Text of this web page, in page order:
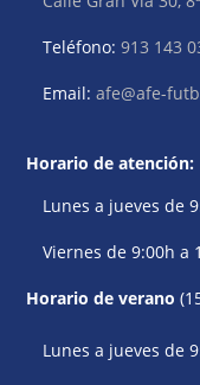
Teléfono:913 143
Email:afe@afe-
Horario de atención:
Lunes a jueves de
Viernes de 9:00h a
Horario de verano
Lunes a jueves de